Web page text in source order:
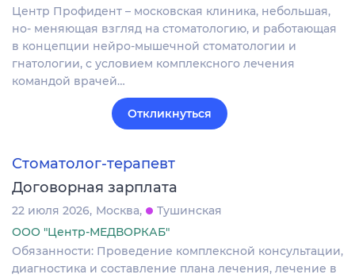
Центр Профидент – московская клиника, небольшая,
но- меняющая взгляд на стоматологию, и работающая
в концепции нейро-мышечной стоматологии и
гнатологии, с условием комплексного лечения
командой врачей…
Откликнуться
Стоматолог-терапевт
Договорная зарплата
22 июля 2026 Москва
Тушинская
ООО "Центр-МЕДВОРКАБ"
Обязанности: Проведение комплексной консультации,
диагностика и составление плана лечения, лечение в